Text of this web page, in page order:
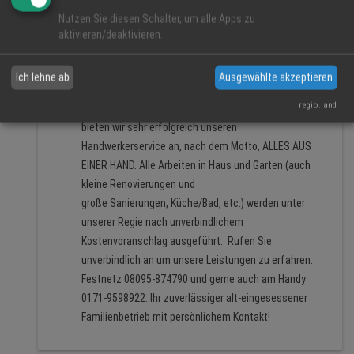
angeschlossen. Auch Waschmaschinen, Trockner,
Geschirrspüler, etc. Fernseherreparaturen vor Ort
Antennenbau und Kabelanschlüsse. Alles wird von
Meisterhand erledigt. Beachten Sie bitte auch
unseren Handwerkerservice ! Seit einigen Jahren
bieten wir sehr erfolgreich unseren
Handwerkerservice an, nach dem Motto, ALLES AUS
EINER HAND. Alle Arbeiten in Haus und Garten (auch
kleine Renovierungen und
große Sanierungen, Küche/Bad, etc.) werden unter
unserer Regie nach unverbindlichem
Kostenvoranschlag ausgeführt. Rufen Sie
unverbindlich an um unsere Leistungen zu erfahren.
Festnetz 08095-874790 und gerne auch am Handy
0171-9598922. Ihr zuverlässiger alt-eingesessener
Familienbetrieb mit persönlichem Kontakt!
Nutzen Sie diesen Schalter, um alle Apps zu
aktivieren/deaktivieren.
Ich lehne ab Ausgewählte akzeptieren
regio.land